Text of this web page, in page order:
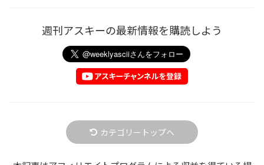
週刊アスキーの最新情報を購読しよう
カテゴリートップへ